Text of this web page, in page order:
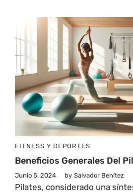
FITNESS Y DEPORTES
Beneficios Generales Del
Junio 5, 2024 by Salvador Benítez
Pilates, considerado una